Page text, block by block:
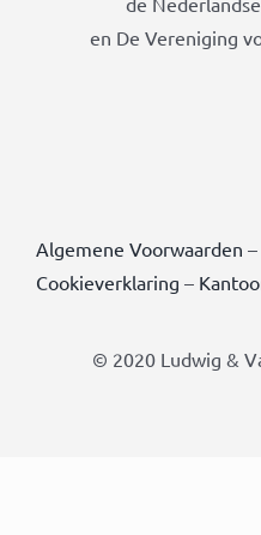
en De Vereniging
Algemene Voorwaarden –
Cookieverklaring –
© 2020 Ludwig &